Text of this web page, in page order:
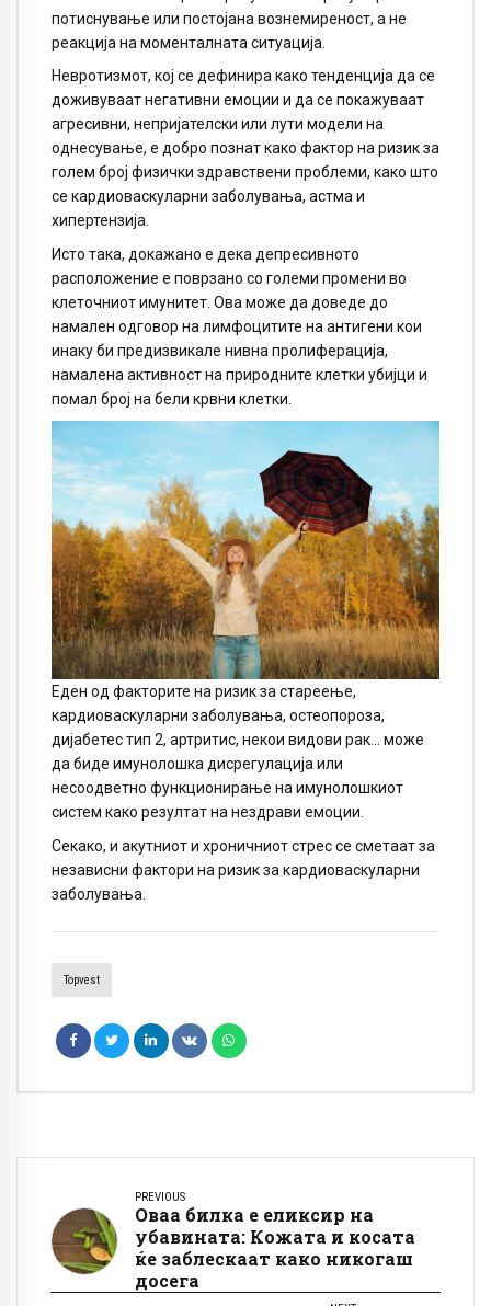
потиснување или постојана вознемиреност, а не
реакција на моменталната ситуација.
Невротизмот, кој се дефинира како тенденција да се
доживуваат негативни емоции и да се покажуваат
агресивни, непријателски или лути модели на
однесување, е добро познат како фактор на ризик за
голем број физички здравствени проблеми, како што
се кардиоваскуларни заболувања, астма и
хипертензија.
Исто така, докажано е дека депресивното
расположение е поврзано со големи промени во
клеточниот имунитет. Ова може да доведе до
намален одговор на лимфоцитите на антигени кои
инаку би предизвикале нивна пролиферација,
намалена активност на природните клетки убијци и
помал број на бели крвни клетки.
Еден од факторите на ризик за стареење,
кардиоваскуларни заболувања, остеопороза,
дијабетес тип 2, артритис, некои видови рак… може
да биде имунолошка дисрегулација или
несоодветно функционирање на имунолошкиот
систем како резултат на нездрави емоции.
Секако, и акутниот и хроничниот стрес се сметаат за
независни фактори на ризик за кардиоваскуларни
заболувања.
Topvest
PREVIOUS
Оваа билка е еликсир на
убавината: Кожата и косата
ќе заблескаат како никогаш
досега